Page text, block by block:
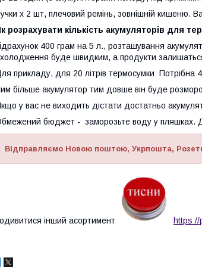
х 2 шт, плечовий ремінь, зовнішній кишеню.
розрахувати кількість акумуляторів для
400 грам на 5 л., розташування
буде швидким, а продукти
прикладу, для 20 літрів термосумки Потрібна
більше акумулятор тим довше він буде
у вас не виходить дістати достатньо
бюджет - заморозьте воду у пляшках.
Відправляємо Новою поштою, Укрпошта,
інший асортимент